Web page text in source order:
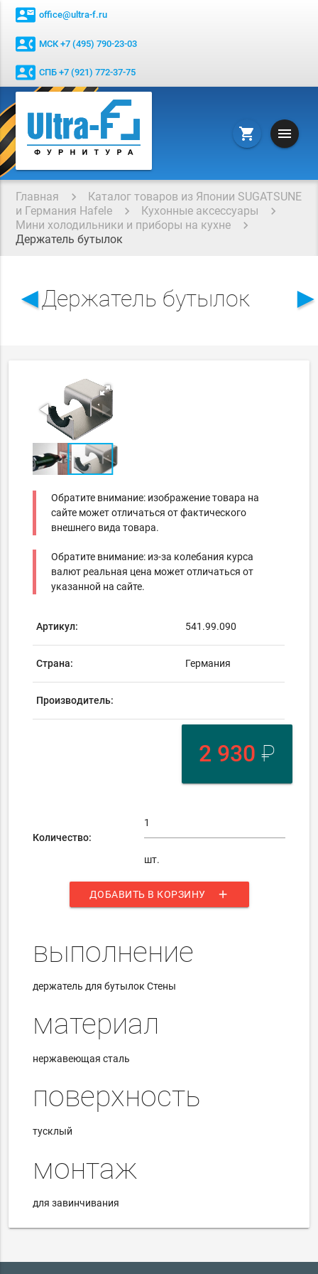
contact_mail office@ultra-f.ru
contact_phone МСК +7 (495) 790-23-03
contact_phone СПБ +7 (921) 772-37-75
shopping_cart menu
Главная
Каталог товаров из Японии SUGATSUNE
и Германия Hafele
Кухонные аксессуары
Мини холодильники и приборы на кухне
Держатель бутылок
◄Держатель бутылок
Обратите внимание: изображение товара на
сайте может отличаться от фактического
внешнего вида товара.
Обратите внимание: из-за колебания курса
валют реальная цена может отличаться от
указанной на сайте.
Артикул: 541.99.090
Страна: Германия
Производитель:
2 930 ₽
Количество:
шт.
ДОБАВИТЬ В КОРЗИНУ add
выполнение
держатель для бутылок Стены
материал
нержавеющая сталь
поверхность
тусклый
монтаж
для завинчивания